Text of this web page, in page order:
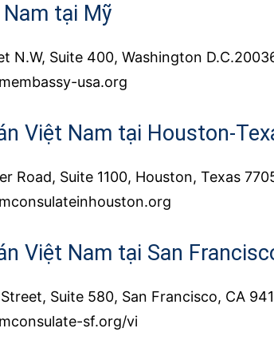
tại Mỹ
N.W, Suite 400, Washington
usa.org
Việt Nam tại Houston-
Road, Suite 1100, Houston, Texas
Việt Nam tại San
Suite 580, San Francisco, CA
sf.org/vi